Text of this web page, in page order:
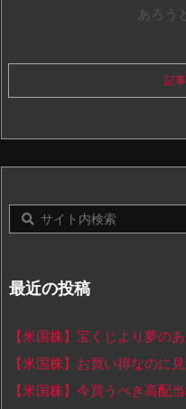
あろう
記
最近の投稿
【米国株】宝くじより夢の
【米国株】お買い得なのに
【米国株】今買うべき高配